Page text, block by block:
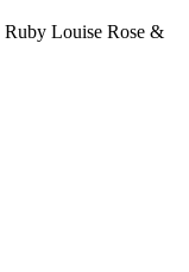
Louise Rose &